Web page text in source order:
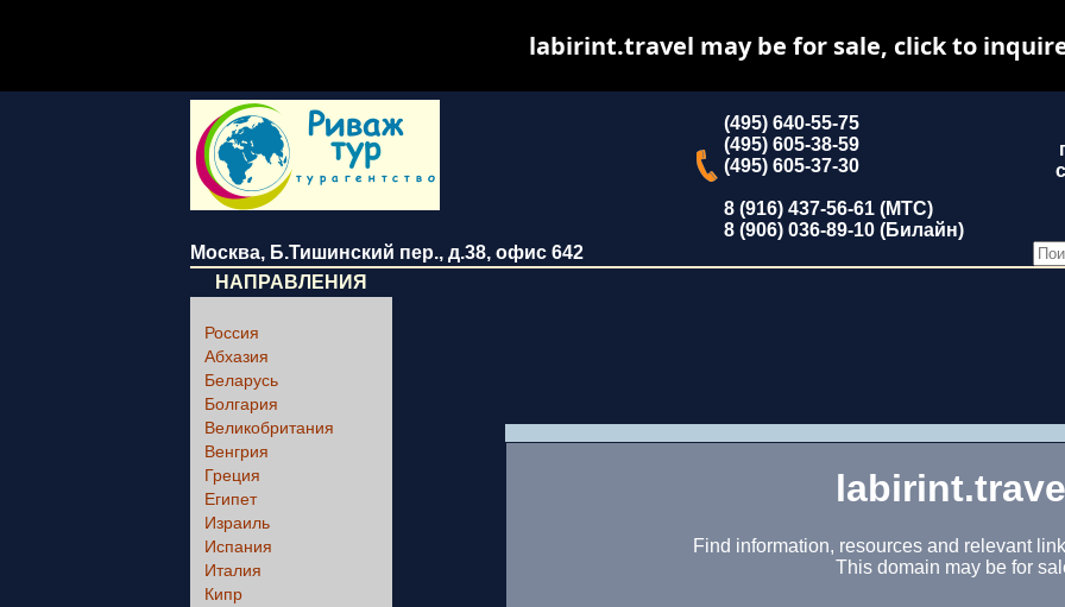
(495) 640-55-75
(495) 605-38-59
(495) 605-37-30
8 (916) 437-56-61 (МТС)
8 (906) 036-89-10 (Билайн)
Москва, Б.Тишинский пер., д.38, офис 642
НАПРАВЛЕНИЯ
Россия
Абхазия
Беларусь
Болгария
Великобритания
Венгрия
Греция
Египет
Израиль
Испания
Италия
Кипр
Find information, resources and relevant
This domain may be for
labirint.travel may be for sale, click to